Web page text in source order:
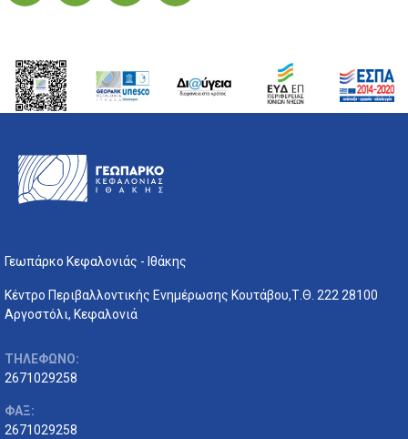
Γεωπάρκο Κεφαλονιάς - Ιθάκης
Κέντρο Περιβαλλοντικής Ενημέρωσης Κουτάβου,Τ.Θ. 222 28100
Αργοστόλι, Κεφαλονιά
ΤΗΛΕΦΩΝΟ:
2671029258
ΦΑΞ:
2671029258